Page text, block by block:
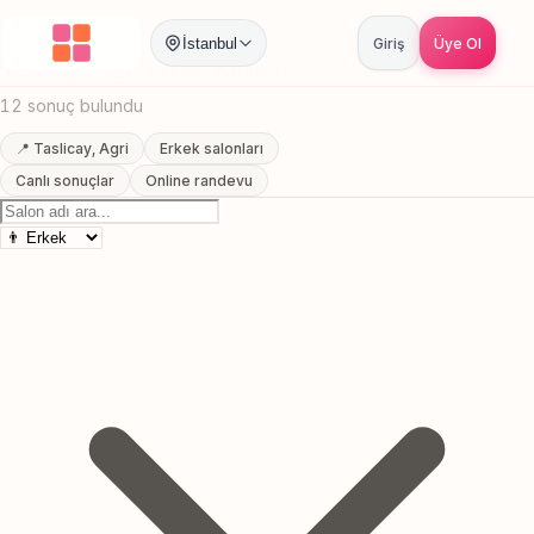
İstanbul Giriş Üye Ol
Anasayfa / Agri Taslicay Erkek Kuaförü
Taslicay, Agri Erkek Kuaförü
12 sonuç bulundu
📍 Taslicay, Agri
Erkek salonları
Canlı sonuçlar
Online randevu